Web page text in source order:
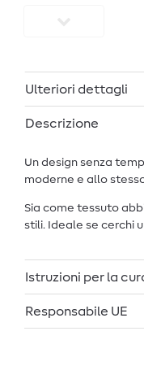
Ulteriori dettagli
Descrizione
Un design senza
moderne e allo
Sia come tessuto
stili. Ideale se cerchi
Istruzioni per la
Responsabile UE